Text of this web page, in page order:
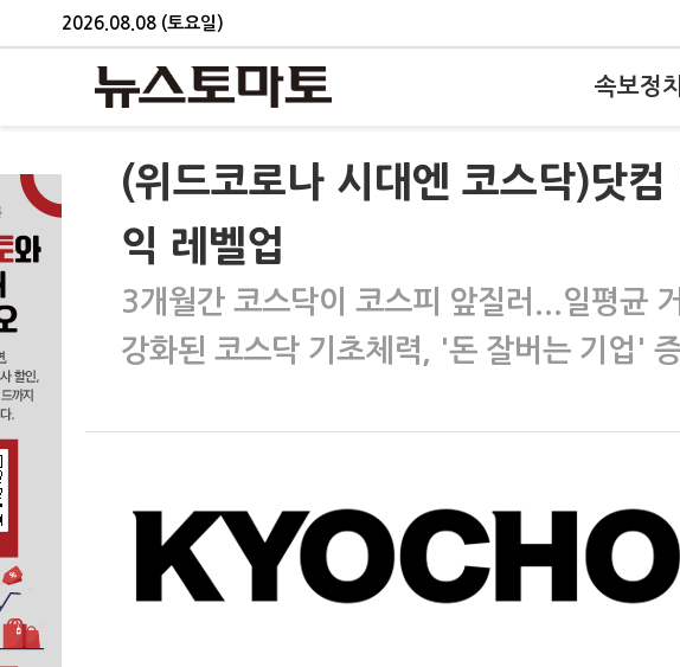
2026.08.08 (토요일)
속보정치
(위드코로나 시대엔 코스닥)닷
익 레벨업
3개월간 코스닥이 코스피 앞질러...일평균
강화된 코스닥 기초체력, '돈 잘버는 기업'